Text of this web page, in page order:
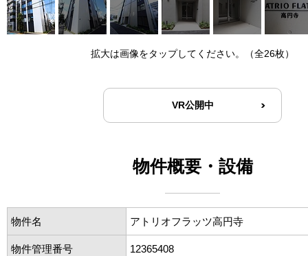
拡大は画像をタップしてください。（全26枚）
VR公開中
物件概要・設備
物件名 アトリオフラッツ高円寺
物件管理番号 12365408